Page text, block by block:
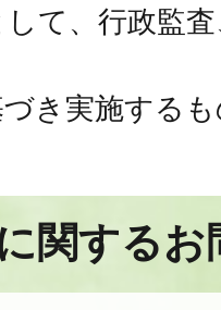
て、行政監
き実施する
関する